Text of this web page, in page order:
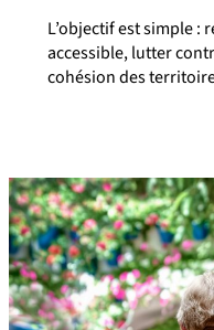
L’objectif est simple :
accessible, lutter
cohésion des